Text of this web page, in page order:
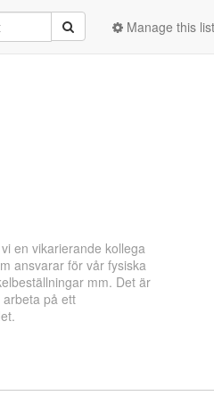
Manage this list
en vikarierande kollega
ansvarar för vår fysiska
mm. Det är
på ett